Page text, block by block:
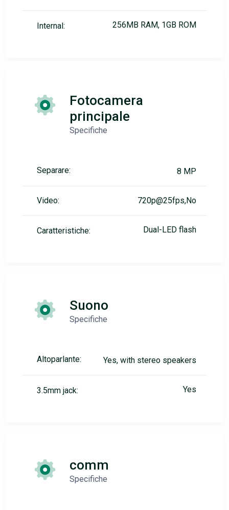
Internal: 256MB RAM, 1GB ROM
Fotocamera
principale
Specifiche
Separare: 8 MP
Video: 720p@25fps,No
Caratteristiche: Dual-LED flash
Suono
Specifiche
Altoparlante: Yes, with stereo speakers
3.5mm jack: Yes
comm
Specifiche